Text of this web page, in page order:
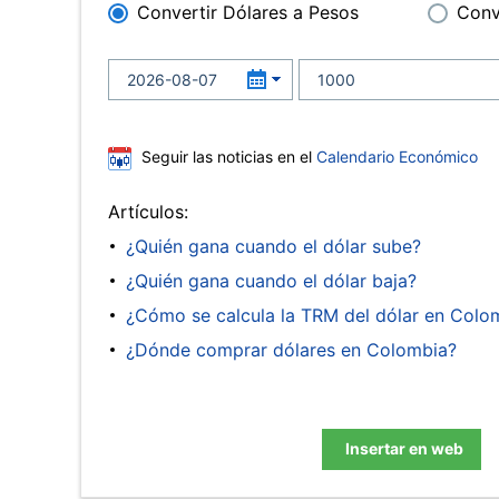
Convertir Dólares a Pesos
Seguir las noticias en el Calendario Económico
Artículos:
¿Quién gana cuando el dólar sube?
¿Quién gana cuando el dólar baja?
¿Cómo se calcula la TRM del dólar en
¿Dónde comprar dólares en Colombia?
Insertar en web